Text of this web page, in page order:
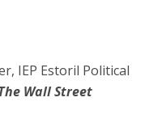
IEP Estoril Political
Wall Street